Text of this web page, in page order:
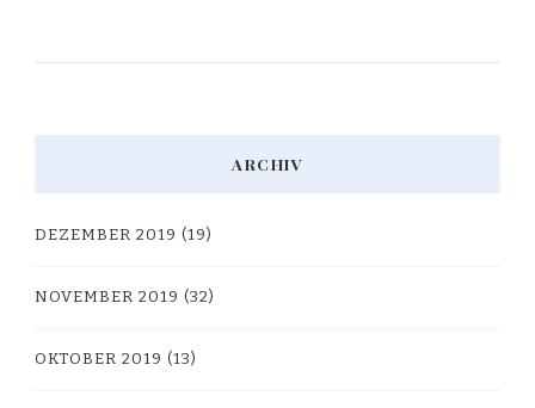
ARCHIV
DEZEMBER 2019 (19)
NOVEMBER 2019 (32)
OKTOBER 2019 (13)